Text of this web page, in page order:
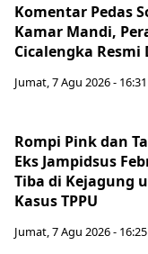
Komentar Pedas
Kamar Mandi,
Cicalengka
Jumat, 7 Agu 2026 - 16:31
Rompi Pink dan
Eks Jampidsus
Tiba di Kejagung
Kasus TPPU
Jumat, 7 Agu 2026 - 16:25